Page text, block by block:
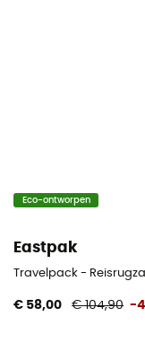
Eco-ontworpen
Eastpak
Travelpack -
€ 58,00 € 104,90 -